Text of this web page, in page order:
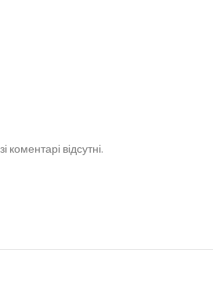
коментарі відсутні.